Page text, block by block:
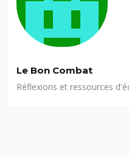
Le Bon Combat
Réflexions et ressources